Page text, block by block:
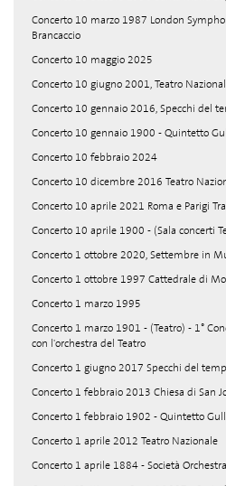
Concerto 10 marzo 1987 London
Brancaccio
Concerto 10 maggio 2025
Concerto 10 giugno 2001, Teatro
Concerto 10 gennaio 2016, Specchi del
Concerto 10 gennaio 1900 - Quintetto
Concerto 10 febbraio 2024
Concerto 10 dicembre 2016 Teatro
Concerto 10 aprile 2021 Roma e Parigi
Concerto 10 aprile 1900 - (Sala concerti
Concerto 1 ottobre 2020, Settembre in
Concerto 1 ottobre 1997 Cattedrale di
Concerto 1 marzo 1995
Concerto 1 marzo 1901 - (Teatro) - 1°
con l'orchestra del Teatro
Concerto 1 giugno 2017 Specchi del
Concerto 1 febbraio 2013 Chiesa di San
Concerto 1 febbraio 1902 - Quintetto
Concerto 1 aprile 2012 Teatro Nazionale
Concerto 1 aprile 1884 - Società